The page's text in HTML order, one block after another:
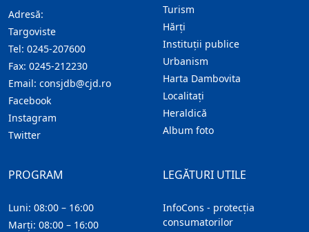
Adresă:
Targoviste
Tel: 0245-207600
Fax: 0245-212230
Email: consjdb@cjd.ro
Facebook
Instagram
Twitter
Turism
Hărţi
Instituţii publice
Urbanism
Harta Dambovita
Localitaţi
Heraldică
Album foto
LEGĂTURI UTILE
InfoCons - protecția
consumatorilor
PROGRAM
Luni: 08:00 – 16:00
Marți: 08:00 – 16:00